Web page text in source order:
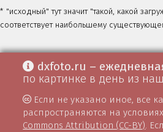
* "исходный" тут значит "такой, какой
соответствует наибольшему
dxfoto.ru –
по картинке в день из
Если не указано иное, все
распространяются на
Commons Attribution (CC-BY).